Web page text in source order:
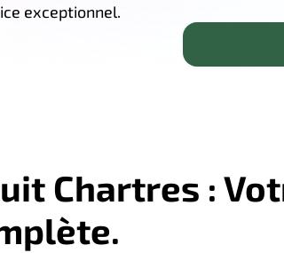
exceptionnel.
Chartres :